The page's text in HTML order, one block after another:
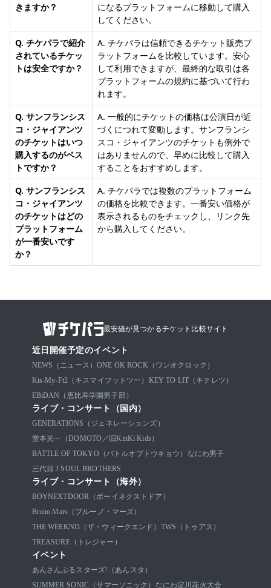
きますか？
になるプラットフォームに移動して購入
してください。
Q. チケパラで紹介
されているチケッ
トは安全ですか？
A. チケパラは信頼できるチケット販売プ
ラットフォームを比較しています。安心
して利用できますが、最終的な取引は各
プラットフォームの規約に基づいて行わ
れます。
Q. サンフランシス
コ・ジャイアンツ
のチケットはいつ
購入するのがベス
トですか？
A. 一般的にチケットの価格は公演日が近
づくにつれて変動します。サンフランシ
スコ・ジャイアンツのチケットも例外で
はありませんので、早めに比較して購入
することをおすすめします。
Q. サンフランシス
コ・ジャイアンツ
のチケットはどの
プラットフォーム
が一番安いです
か？
A. チケパラでは複数のプラットフォーム
の価格を比較できます。一番安い価格が
表示されるものをチェックし、リンク先
から購入してください。
最安値が見つかるチケット比較サイト
近日開催予定のイベント
NEWS（ニュース） ONE OK ROCK（ワンオクロック）
Kis-My-Ft2（キスマイフットツー） KEY TO LIT（キテレツ）
EBiDAN（恵比寿学園男子部）
ライブ・コンサート（国内）
GENERATIONS（ジェネレーションズ）
堂本光一（DOMOTO／旧KinKi Kids）
BATTLE OF TOKYO（バトルオブトウキョウ）
なにわ男子
三代目 J SOUL BROTHERS
ライブ・コンサート（海外）
BOYNEXTDOOR（ボーイネクストドア）
Bruno Mars（ブルーノ・マーズ）
THE WEEKND（ザ・ウィークエンド） TWS（トゥアス）
TREASURE（トレジャー）
イベント
あんさんぶるスターズ!（あんスタ）
SUMMER SONIC（サマーソニック） なにわ淀川花火大会